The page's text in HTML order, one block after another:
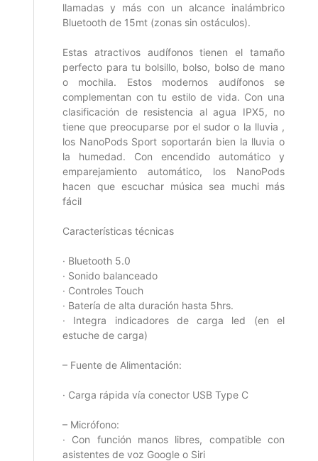
llamadas y más con un alcance inalámbrico
Bluetooth de 15mt (zonas sin ostáculos).
Estas atractivos audífonos tienen el tamaño
perfecto para tu bolsillo, bolso, bolso de mano
o mochila. Estos modernos audífonos se
complementan con tu estilo de vida. Con una
clasificación de resistencia al agua IPX5, no
tiene que preocuparse por el sudor o la lluvia ,
los NanoPods Sport soportarán bien la lluvia o
la humedad. Con encendido automático y
emparejamiento automático, los NanoPods
hacen que escuchar música sea muchi más
fácil
Características técnicas
· Bluetooth 5.0
· Sonido balanceado
· Controles Touch
· Batería de alta duración hasta 5hrs.
· Integra indicadores de carga led (en el
estuche de carga)
– Fuente de Alimentación:
· Carga rápida vía conector USB Type C
– Micrófono:
· Con función manos libres, compatible con
asistentes de voz Google o Siri